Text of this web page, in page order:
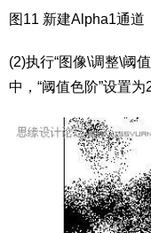
图11 新建Alpha1通道
(2)执行“图像\调整\阈
中，“阈值色阶”设置为